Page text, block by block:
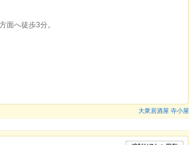
面へ徒歩3分。
大衆居酒屋 寺小屋